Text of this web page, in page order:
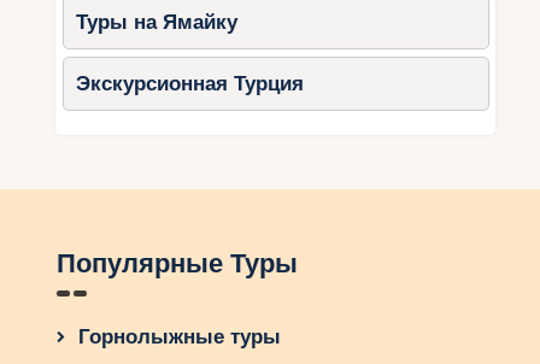
Туры на Ямайку
Экскурсионная Турция
Популярные Туры
Горнолыжные туры